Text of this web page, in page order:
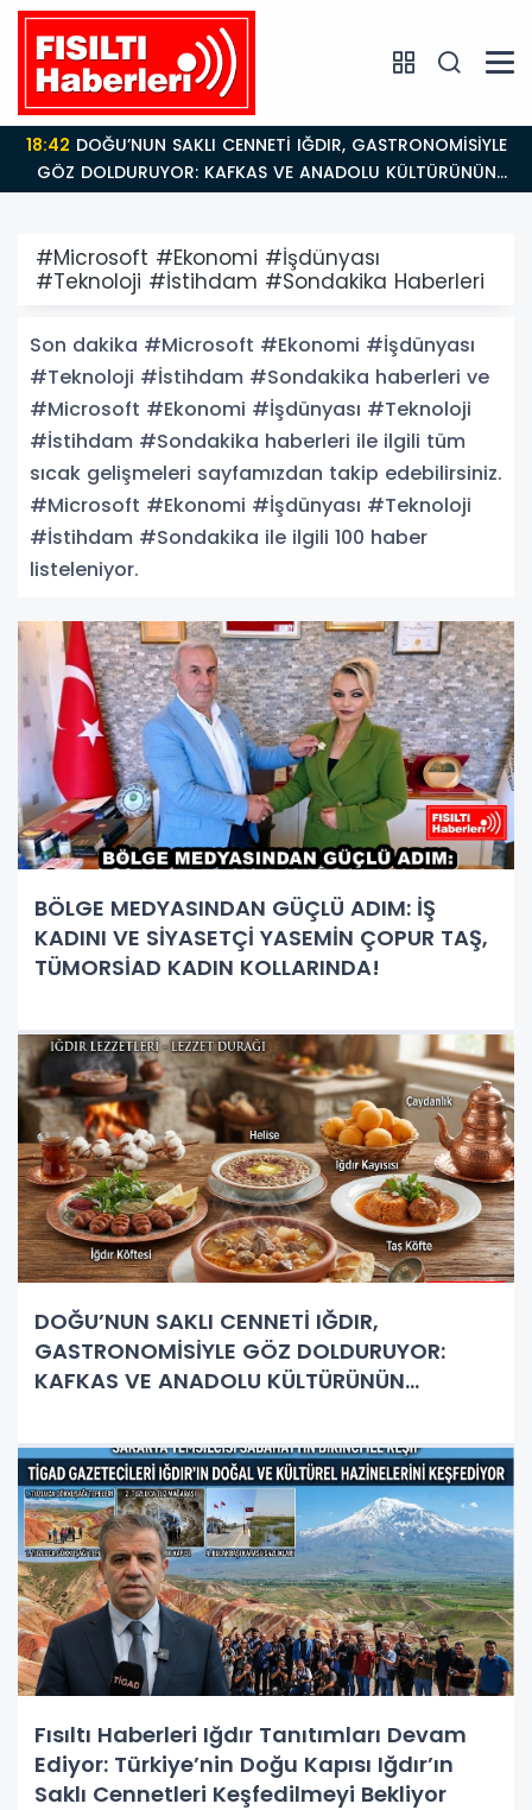
18:26Fısıltı Haberleri Iğdır Tanıtımları Devam Ediyor:
Türkiye’nin Doğu Kapısı Iğdır’ın Saklı Cennetleri
Keşfedilmeyi Bekliyor
#Microsoft #Ekonomi #İşdünyası
#Teknoloji #İstihdam #Sondakika Haberleri
Son dakika #Microsoft #Ekonomi #İşdünyası
#Teknoloji #İstihdam #Sondakika haberleri ve
#Microsoft #Ekonomi #İşdünyası #Teknoloji
#İstihdam #Sondakika haberleri ile ilgili tüm
sıcak gelişmeleri sayfamızdan takip edebilirsiniz.
#Microsoft #Ekonomi #İşdünyası #Teknoloji
#İstihdam #Sondakika ile ilgili 100 haber
listeleniyor.
BÖLGE MEDYASINDAN GÜÇLÜ ADIM: İŞ
KADINI VE SİYASETÇİ YASEMİN ÇOPUR TAŞ,
TÜMORSİAD KADIN KOLLARINDA!
DOĞU’NUN SAKLI CENNETİ IĞDIR,
GASTRONOMİSİYLE GÖZ DOLDURUYOR:
KAFKAS VE ANADOLU KÜLTÜRÜNÜN
Fısıltı Haberleri Iğdır Tanıtımları Devam
Ediyor: Türkiye’nin Doğu Kapısı Iğdır’ın
Saklı Cennetleri Keşfedilmeyi Bekliyor